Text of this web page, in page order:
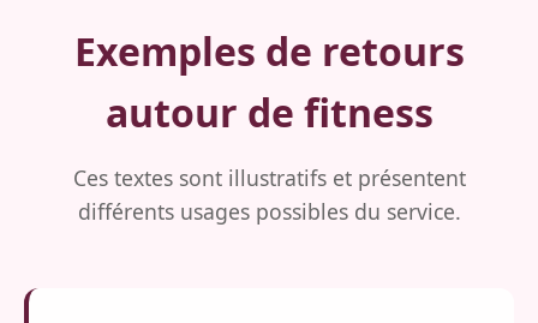
Exemples de retours
autour de fitness
Ces textes sont illustratifs et présentent
différents usages possibles du service.